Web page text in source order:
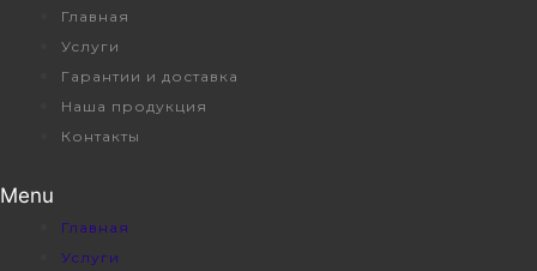
Перейти
содержимому
Главная
Услуги
Гарантии и доставка
Наша продукция
Контакты
Menu
Главная
Услуги